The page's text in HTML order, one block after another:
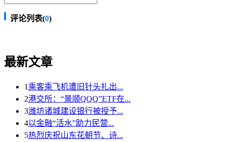
评论列表(0)
最新文章
1 乘客乘飞机遭旧针头扎出...
2港交所：“景顺QQQ”ETF在...
3潍坊诸城建设银行被授予...
4以金融“活水”助力民营...
5热烈庆祝山东花朝节、诗...